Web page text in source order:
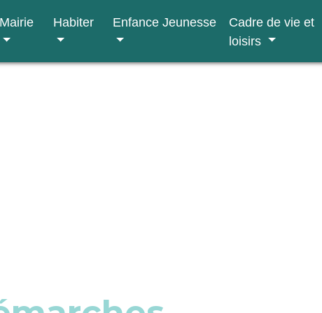
Mairie Habiter Enfance Jeunesse
Cadre de vie et
loisirs